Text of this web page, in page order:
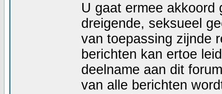
U gaat ermee akkoord
dreigende, seksueel
van toepassing zijnde
berichten kan ertoe
deelname aan dit
van alle berichten